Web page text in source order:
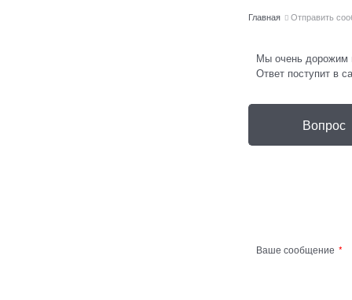
Главная Отправить
Мы очень дорожим
Ответ поступит в
Вопрос
Ваше сообщение